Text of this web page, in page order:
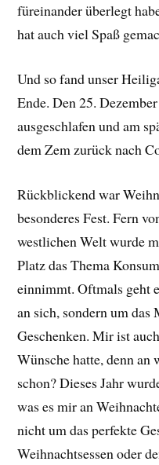
füreinander überlegt
hat auch viel Spaß
Und so fand unser
Ende. Den 25.
ausgeschlafen und am
dem Zem zurück nach
Rückblickend war
besonderes Fest. Fern
westlichen Welt wurde
Platz das Thema
einnimmt. Oftmals geht
an sich, sondern um das
Geschenken. Mir ist
Wünsche hatte, denn an
schon? Dieses Jahr
was es mir an
nicht um das perfekte
Weihnachtsessen oder